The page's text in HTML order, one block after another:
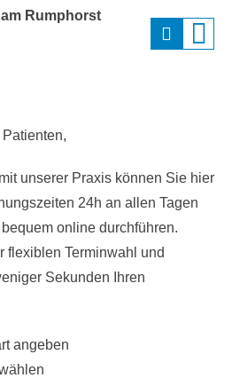
unserer Praxis können Sie hier
24h an allen Tagen
online durchführen.
flexiblen Terminwahl und
Sekunden Ihren
angeben